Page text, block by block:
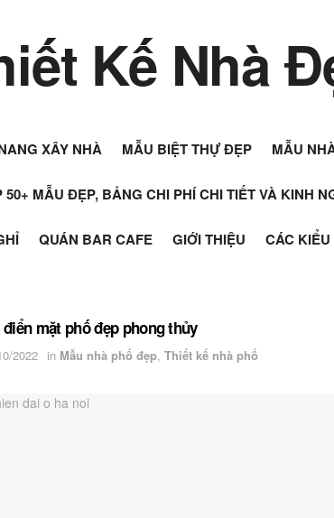
XÂY NHÀ MẪU BIỆT THỰ ĐẸP MẪU
MẪU ĐẸP, BẢNG CHI PHÍ CHI TIẾT VÀ KINH
QUÁN BAR CAFE GIỚI THIỆU CÁC
mặt phố đẹp phong thủy
2022 in Mẫu nhà phố đẹp, Thiết kế nhà phố